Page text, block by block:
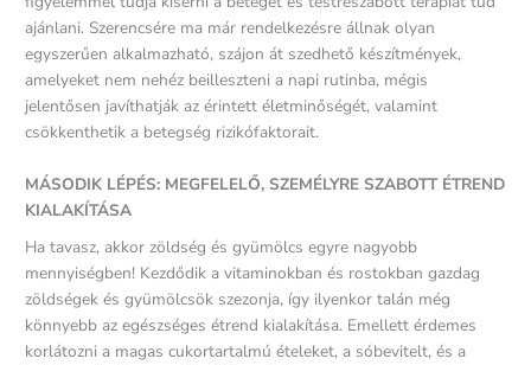
ajánlani. Szerencsére ma már rendelkezésre állnak olyan
egyszerűen alkalmazható, szájon át szedhető készítmények,
amelyeket nem nehéz beilleszteni a napi rutinba, mégis
jelentősen javíthatják az érintett életminőségét, valamint
csökkenthetik a betegség rizikófaktorait.
MÁSODIK LÉPÉS: MEGFELELŐ, SZEMÉLYRE SZABOTT ÉTREND
KIALAKÍTÁSA
Ha tavasz, akkor zöldség és gyümölcs egyre nagyobb
mennyiségben! Kezdődik a vitaminokban és rostokban gazdag
zöldségek és gyümölcsök szezonja, így ilyenkor talán még
könnyebb az egészséges étrend kialakítása. Emellett érdemes
korlátozni a magas cukortartalmú ételeket, a sóbevitelt, és a